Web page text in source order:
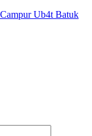
Ub4t Batuk